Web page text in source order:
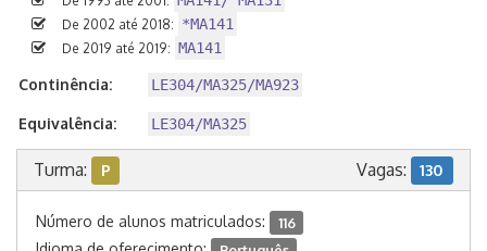
De 2002 até 2018: *MA141
De 2019 até 2019: MA141
Continência: LE304/MA325/MA923
Equivalência: LE304/MA325
Turma: P Vagas: 130
Número de alunos matriculados: 116